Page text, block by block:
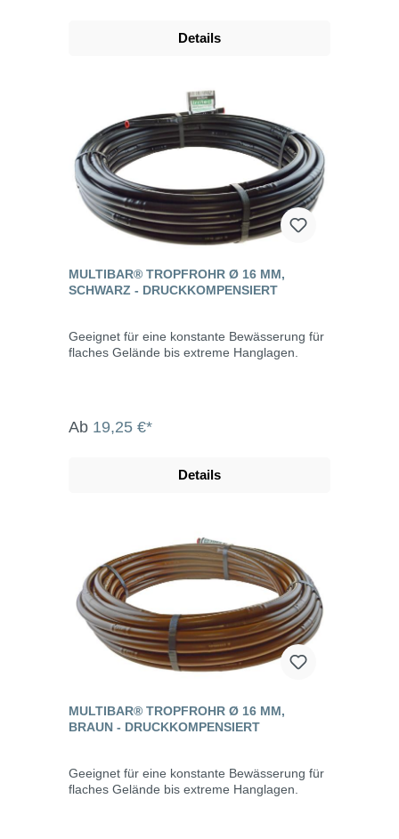
Details
MULTIBAR® TROPFROHR Ø 16 MM,
SCHWARZ - DRUCKKOMPENSIERT
Geeignet für eine konstante Bewässerung für
flaches Gelände bis extreme Hanglagen.
Ab 19,25 €*
Details
MULTIBAR® TROPFROHR Ø 16 MM,
BRAUN - DRUCKKOMPENSIERT
Geeignet für eine konstante Bewässerung für
flaches Gelände bis extreme Hanglagen.